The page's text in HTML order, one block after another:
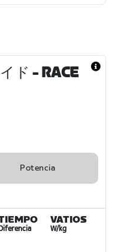
ド - RACE
Potencia
Diferencia
VATIOS
W/kg